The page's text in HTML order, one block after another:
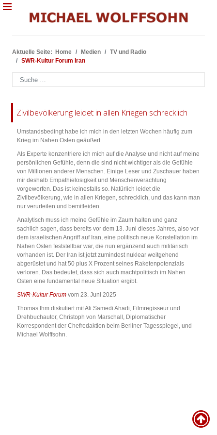
Aktuelle Seite: Home Medien
TV und Radio
SWR-Kultur Forum Iran
Suchen
Zivilbevölkerung leidet in allen Kriegen schrecklich
Umstandsbedingt habe ich mich in den letzten Wochen häufig zum
Krieg im Nahen Osten geäußert.
Als Experte konzentriere ich mich auf die Analyse und nicht auf meine
persönlichen Gefühle, denn die sind nicht wichtiger als die Gefühle
von Millionen anderer Menschen. Einige Leser und Zuschauer haben
mir deshalb Empathielosigkeit und Menschenverachtung
vorgeworfen. Das ist keinesfalls so. Natürlich leidet die
Zivilbevölkerung, wie in allen Kriegen, schrecklich, und das kann man
nur verurteilen und bemitleiden.
Analytisch muss ich meine Gefühle im Zaum halten und ganz
sachlich sagen, dass bereits vor dem 13. Juni dieses Jahres, also vor
dem israelischen Angriff auf Iran, eine politisch neue Konstellation im
Nahen Osten feststellbar war, die nun ergänzend auch militärisch
vorhanden ist. Der Iran ist jetzt zumindest nuklear weitgehend
abgerüstet und hat 50 plus X Prozent seines Raketenpotenzials
verloren. Das bedeutet, dass sich auch machtpolitisch im Nahen
Osten eine fundamental neue Situation ergibt.
SWR-Kultur Forum vom 23. Juni 2025
Thomas Ihm diskutiert mit Ali Samedi Ahadi, Filmregisseur und
Drehbuchautor, Christoph von Marschall, Diplomatischer
Korrespondent der Chefredaktion beim Berliner Tagesspiegel, und
Michael Wolffsohn.